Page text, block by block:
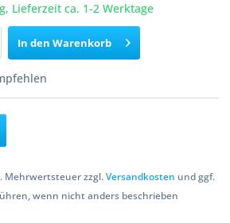
Lieferzeit ca. 1-2 Werktage
In den Warenkorb
Mehrwertsteuer zzgl.Versandkosten und ggf.
wenn nicht anders beschrieben